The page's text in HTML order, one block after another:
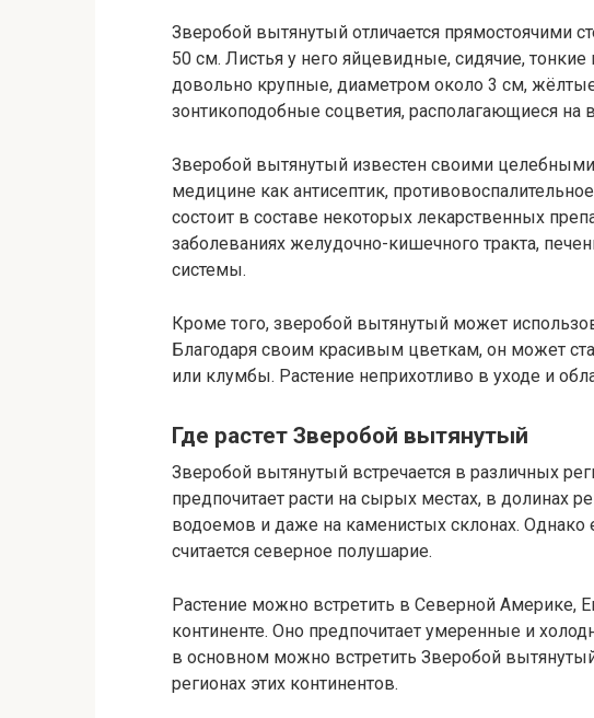
Зверобой вытянутый отличается прямостоячими
50 см. Листья у него яйцевидные, сидячие,
довольно крупные, диаметром около 3 см,
зонтикоподобные соцветия, располагающиеся на
Зверобой вытянутый известен своими
медицине как антисептик,
состоит в составе некоторых лекарственных
заболеваниях желудочно-кишечного тракта,
системы.
Кроме того, зверобой вытянутый может
Благодаря своим красивым цветкам, он может
или клумбы. Растение неприхотливо в уходе и
Где растет Зверобой вытянутый
Зверобой вытянутый встречается в различных
предпочитает расти на сырых местах, в долинах
водоемов и даже на каменистых склонах. Однако
считается северное полушарие.
Растение можно встретить в Северной Америке,
континенте. Оно предпочитает умеренные и
в основном можно встретить Зверобой
регионах этих континентов.